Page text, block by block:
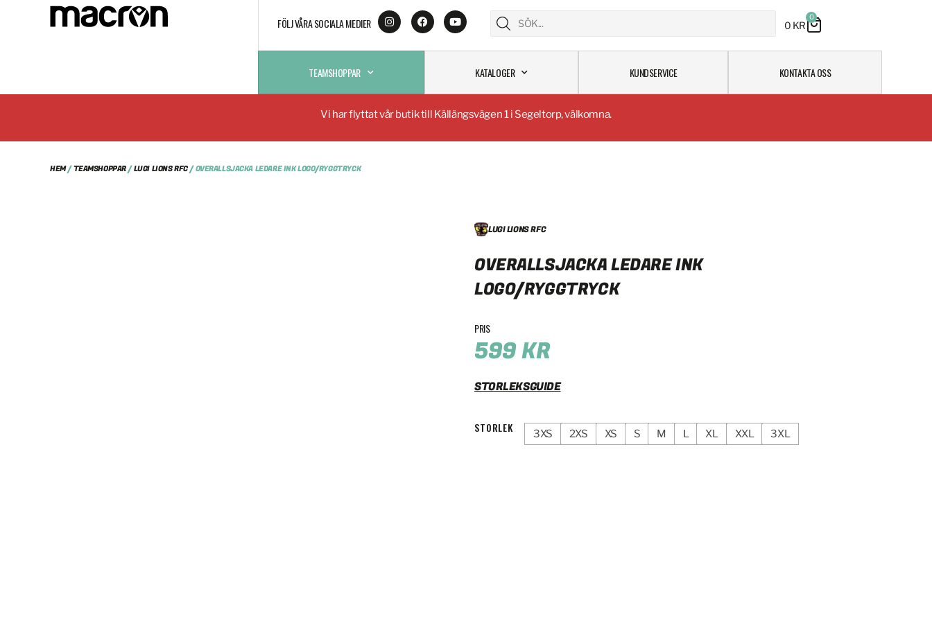
FÖLJ VÅRA SOCIALA MEDIER 0 KR
0
TEAMSHOPPAR KATALOGER KUNDSERVICE KONTAKTA OSS
Vi har flyttat vår butik till Källängsvägen 1 i Segeltorp, välkomna.
HEM/TEAMSHOPPAR/LUGI LIONS RFC/ OVERALLSJACKA LEDARE INK LOGO/RYGGTRYCK
LUGI LIONS RFC
OVERALLSJACKA LEDARE INK
LOGO/RYGGTRYCK
599KR
STORLEKSGUIDE
STORLEK 3XS 2XS XS S M L XL XXL 3XL